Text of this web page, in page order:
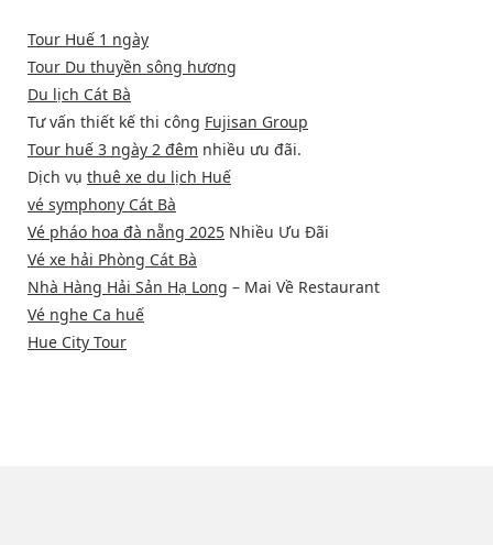
Tour Huế 1 ngày
Tour Du thuyền sông hương
Du lịch Cát Bà
Tư vấn thiết kế thi công Fujisan Group
Tour huế 3 ngày 2 đêm nhiều ưu đãi.
Dịch vụ thuê xe du lịch Huế
vé symphony Cát Bà
Vé pháo hoa đà nẵng 2025 Nhiều Ưu Đãi
Vé xe hải Phòng Cát Bà
Nhà Hàng Hải Sản Hạ Long – Mai Về Restaurant
Vé nghe Ca huế
Hue City Tour